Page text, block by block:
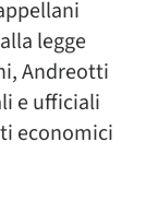
legge
Andreotti
e ufficiali
economici